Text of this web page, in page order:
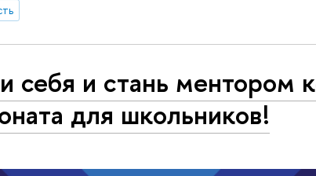
себя и стань ментором
для школьников!